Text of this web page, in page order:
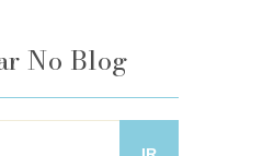
No Blog